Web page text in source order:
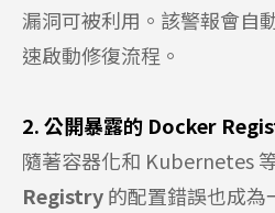
漏洞可被利用。該警報會自
速啟動修復流程。
2. 公開暴露的 Docker
隨著容器化和 Kubernetes
Registry的配置錯誤也成為